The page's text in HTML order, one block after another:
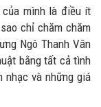
mình là điều ít
chỉ chăm chăm
Ngô Thanh Vân
bằng tất cả tình
nhạc và những giá